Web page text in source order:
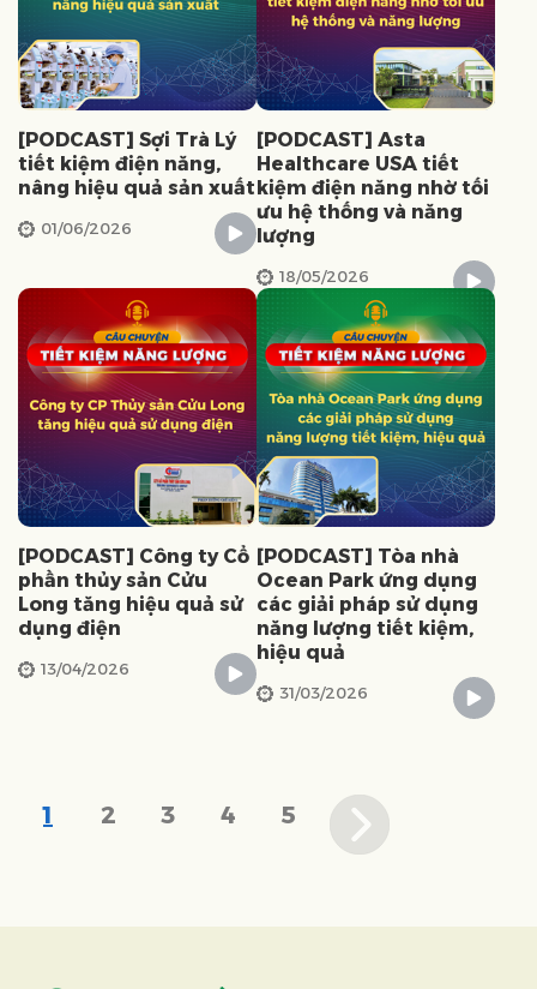
[PODCAST] Sợi Trà Lý
tiết kiệm điện năng,
nâng hiệu quả sản xuất
01/06/2026
[PODCAST] Asta
Healthcare USA tiết
kiệm điện năng nhờ tối
ưu hệ thống và năng
lượng
18/05/2026
[PODCAST] Công ty Cổ
phần thủy sản Cửu
Long tăng hiệu quả sử
dụng điện
13/04/2026
[PODCAST] Tòa nhà
Ocean Park ứng dụng
các giải pháp sử dụng
năng lượng tiết kiệm,
hiệu quả
31/03/2026
1 2 3 4 5